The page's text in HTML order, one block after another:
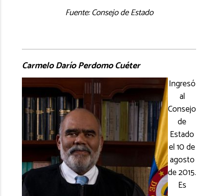
Fuente: Consejo de Estado
Carmelo Darío Perdomo Cuéter
Ingresó
al
Consejo
de
Estado
el 10 de
agosto
de 2015.
Es